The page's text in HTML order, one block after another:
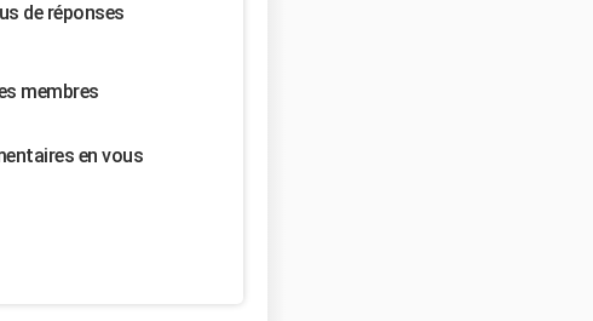
de réponses
membres
en vous